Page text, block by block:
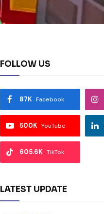
FOLLOW US
Facebook
87K
YouTube
500K
TikTok
605.6K
LATEST UPDATE